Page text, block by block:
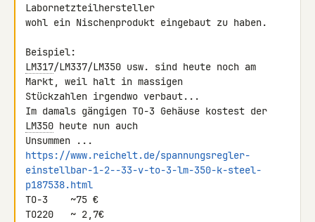
Labornetzteilhersteller
wohl ein Nischenprodukt eingebaut zu haben.
LM317/LM337/LM350 usw. sind heute noch am
Markt, weil halt in massigen
Stückzahlen irgendwo verbaut...
LM350 heute nun auch
https://www.reichelt.de/spannungsregler-
einstellbar-1-2--33-v-to-3-lm-350-k-steel-
p187538.html
TO-3    ~75 €
TO220   ~ 2,7€